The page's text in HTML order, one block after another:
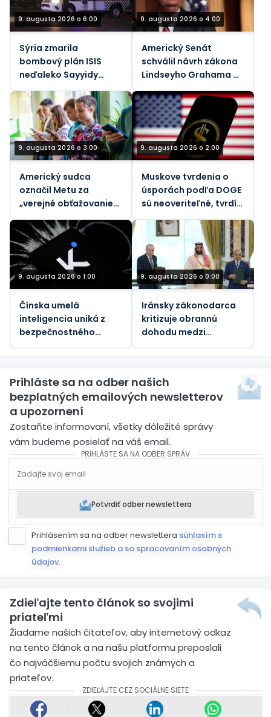
9. augusta 2026 o 6:00
Sýria zmarila
bombový plán ISIS
neďaleko Sayyidy
Zainab
9. augusta 2026 o 4:00
Americký Senát
schválil návrh zákona
Lindseyho Grahama o
sankciách voči Rusku
9. augusta 2026 o 3:00
Americký sudca
označil Metu za
„verejné obťažovanie“
za znečistenie
ovzdušia
9. augusta 2026 o 2:00
Muskove tvrdenia o
úsporách podľa DOGE
sú neoveriteľné, tvrdí
vládny dozorný orgán
9. augusta 2026 o 1:00
Čínska umelá
inteligencia uniká z
bezpečnostného
9. augusta 2026 o 0:00
Iránsky zákonodarca
kritizuje obrannú
dohodu medzi
Prihláste sa na odber našich
bezplatných emailových newsletterov
a upozornení
Zostaňte informovaní, všetky dôležité správy
vám budeme posielať na váš email.
PRIHLÁSTE SA NA ODBER SPRÁV
Potvrdiť odber newslettera
Prihlásením sa na odber newslettera súhlasím s
podmienkami služieb a so spracovaním osobných
údajov.
Zdieľajte tento článok so svojimi
priateľmi
Žiadame našich čitateľov, aby internetový odkaz
na tento článok a na našu platformu preposlali
čo najväčšiemu počtu svojich známych a
priateľov.
ZDIEĽAJTE CEZ SOCIÁLNE SIETE